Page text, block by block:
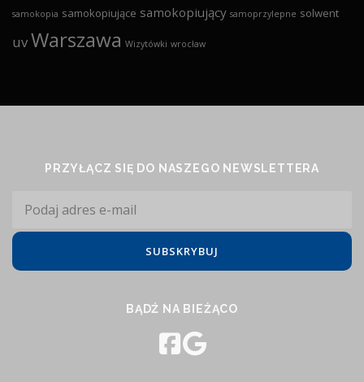
samokopia samokopiujące samokopiujący samoprzylepne solwent
uvWarszawa Wizytówki wrocław
PRZYŁĄCZ SIĘ DO NASZEGO NEWSLETTERA
BĄDŹ NA BIEŻĄCO